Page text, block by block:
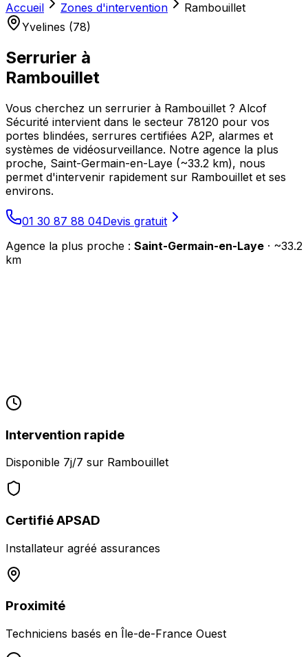
Accueil
Zones d'intervention
Rambouillet
Yvelines (78)
Serrurier à
Rambouillet
Vous cherchez un serrurier à Rambouillet ? Alcof
Sécurité intervient dans le secteur 78120 pour vos
portes blindées, serrures certifiées A2P, alarmes et
systèmes de vidéosurveillance. Notre agence la plus
proche, Saint-Germain-en-Laye (~33.2 km), nous
permet d'intervenir rapidement sur Rambouillet et ses
environs.
01 30 87 88 04Devis gratuit
Agence la plus proche : Saint-Germain-en-Laye · ~33.2
km
Intervention rapide
Disponible 7j/7 sur Rambouillet
Certifié APSAD
Installateur agréé assurances
Proximité
Techniciens basés en Île-de-France Ouest